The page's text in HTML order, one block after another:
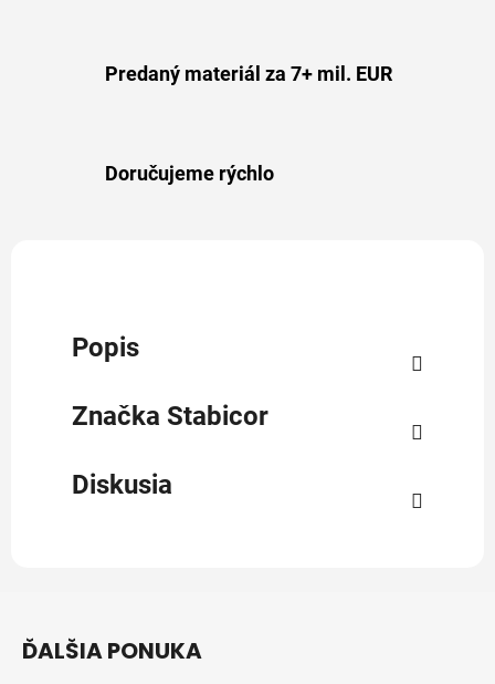
Predaný materiál za 7+ mil. EUR
Doručujeme rýchlo
Popis
Značka Stabicor
Diskusia
ĎALŠIA PONUKA